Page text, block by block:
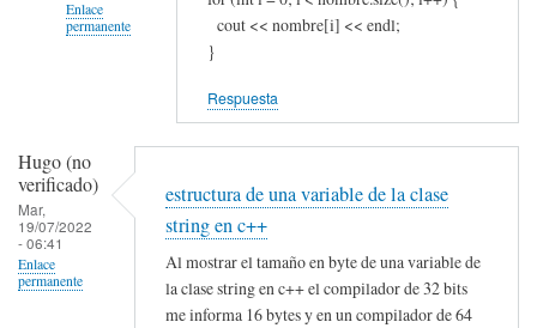
Enlace
permanente
Y
por
si
por
cout << nombre[i] << endl;
}
Respuesta
Hugo (no
verificado)
Mar,
19/07/2022
- 06:41
Enlace
permanente
estructura de una variable de la clase
string en c++
Al mostrar el tamaño en byte de una variable de
la clase string en c++ el compilador de 32 bits
me informa 16 bytes y en un compilador de 64